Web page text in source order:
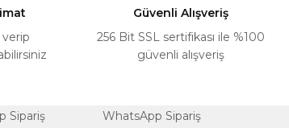
Güvenli Alışveriş
256 Bit SSL sertifikası ile %100
güvenli alışveriş
Sipariş
WhatsApp Sipariş